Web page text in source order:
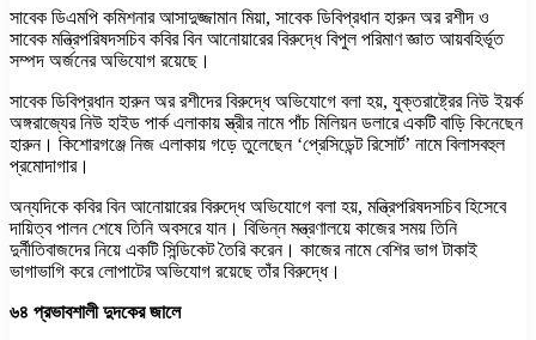
সাবেক ডিএমপি কমিশনার আসাদুজ্জামান মিয়া, সাবেক ডিবিপ্রধান হারুন অর রশীদ ও
সাবেক মন্ত্রিপরিষদসচিব কবির বিন আনোয়ারের বিরুদ্ধে বিপুল পরিমাণ জ্ঞাত আয়বহির্ভূত
সম্পদ অর্জনের অভিযোগ রয়েছে।
সাবেক ডিবিপ্রধান হারুন অর রশীদের বিরুদ্ধে অভিযোগে বলা হয়, যুক্তরাষ্ট্রের নিউ ইয়র্ক
অঙ্গরাজ্যের নিউ হাইড পার্ক এলাকায় স্ত্রীর নামে পাঁচ মিলিয়ন ডলারে একটি বাড়ি কিনেছেন
হারুন। কিশোরগঞ্জে নিজ এলাকায় গড়ে তুলেছেন ‘প্রেসিডেন্ট রিসোর্ট’ নামে বিলাসবহুল
প্রমোদাগার।
অন্যদিকে কবির বিন আনোয়ারের বিরুদ্ধে অভিযোগে বলা হয়, মন্ত্রিপরিষদসচিব হিসেবে
দায়িত্ব পালন শেষে তিনি অবসরে যান। বিভিন্ন মন্ত্রণালয়ে কাজের সময় তিনি
দুর্নীতিবাজদের নিয়ে একটি সিন্ডিকেট তৈরি করেন। কাজের নামে বেশির ভাগ টাকাই
ভাগাভাগি করে লোপাটের অভিযোগ রয়েছে তাঁর বিরুদ্ধে।
৬৪ প্রভাবশালী দুদকের জালে